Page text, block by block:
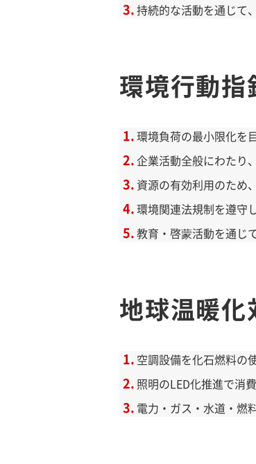
持続的な活動を通じて
環境行動指
環境負荷の最小限化を
企業活動全般にわたり
資源の有効利用のため
環境関連法規制を遵守
教育・啓蒙活動を通じ
地球温暖化
空調設備を化石燃料の
照明のLED化推進で消
電力・ガス・水道・燃